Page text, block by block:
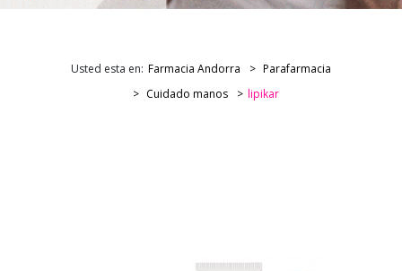
Usted esta en: Farmacia Andorra
Parafarmacia
Cuidado manos
lipikar